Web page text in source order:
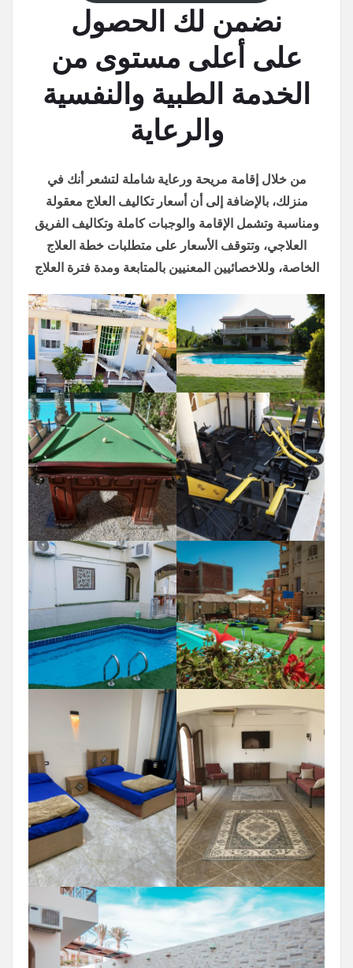
نضمن لك الحصول
على أعلى مستوى من
الخدمة الطبية والنفسية
والرعاية
من خلال إقامة مريحة ورعاية شاملة لتشعر أنك في
منزلك، بالإضافة إلى أن أسعار تكاليف العلاج معقولة
ومناسبة وتشمل الإقامة والوجبات كاملة وتكاليف الفريق
العلاجي، وتتوقف الأسعار على متطلبات خطة العلاج
الخاصة، وللاخصائيين المعنيين بالمتابعة ومدة فترة العلاج